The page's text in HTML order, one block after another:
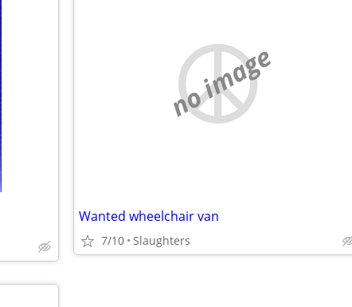
no image
Wanted wheelchair van
7/10 Slaughters